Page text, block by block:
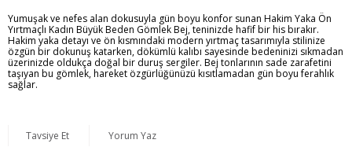
Yumuşak ve nefes alan dokusuyla gün boyu konfor sunan Hakim Yaka Ön
Yırtmaçlı Kadın Büyük Beden Gömlek Bej, teninizde hafif bir his bırakır.
Hakim yaka detayı ve ön kısmındaki modern yırtmaç tasarımıyla stilinize
özgün bir dokunuş katarken, dökümlü kalıbı sayesinde bedeninizi sıkmadan
üzerinizde oldukça doğal bir duruş sergiler. Bej tonlarının sade zarafetini
taşıyan bu gömlek, hareket özgürlüğünüzü kısıtlamadan gün boyu ferahlık
sağlar.
Tavsiye Et Yorum Yaz